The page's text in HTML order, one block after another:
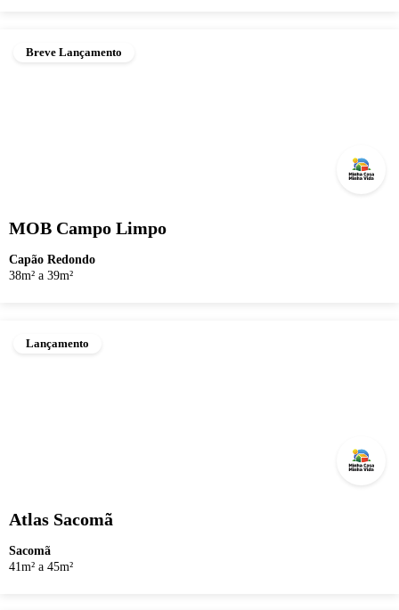
Breve Lançamento
MOB Campo Limpo
Capão Redondo
38m² a 39m²
Lançamento
Atlas Sacomã
Sacomã
41m² a 45m²